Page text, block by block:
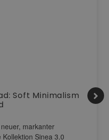
Soft Minimalism
markanter
Sinea 3.0